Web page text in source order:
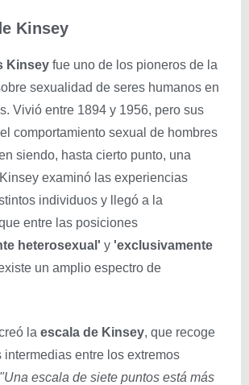
Kinsey
Kinsey fue uno de los pioneros de la
sexualidad de seres humanos en
Vivió entre 1894 y 1956, pero sus
comportamiento sexual de hombres
siendo, hasta cierto punto, una
examinó las experiencias
individuos y llegó a la
entre las posiciones
heterosexual' y 'exclusivamente
un amplio espectro de
la escala de Kinsey, que recoge
entre los extremos
"Una escala de siete puntos está más